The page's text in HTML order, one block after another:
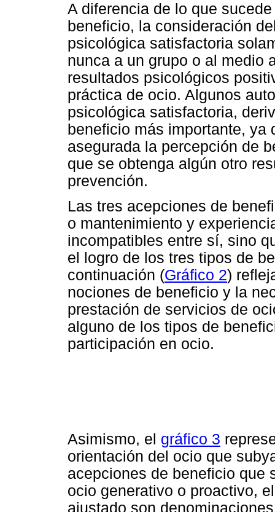
A diferencia de lo que
beneficio, la consideración
psicológica satisfactoria
nunca a un grupo o al medio
resultados psicológicos
práctica de ocio. Algunos
psicológica satisfactoria,
beneficio más importante,
asegurada la percepción de
que se obtenga algún otro
prevención.
Las tres acepciones de
o mantenimiento y
incompatibles entre sí, sino
el logro de los tres tipos de
continuación (Gráfico 2)
nociones de beneficio y la
prestación de servicios de
alguno de los tipos de
participación en ocio.
Asimismo, el gráfico 3
orientación del ocio que
acepciones de beneficio que
ocio generativo o proactivo,
ajustado son